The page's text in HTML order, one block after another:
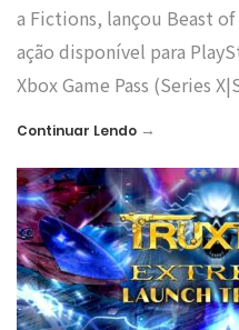
a Fictions, lançou Beast
ação disponível para
Xbox Game Pass (Series
Continuar Lendo →